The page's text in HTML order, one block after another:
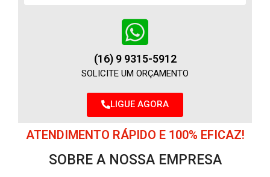
(16) 9 9315-5912
SOLICITE UM ORÇAMENTO
LIGUE AGORA
ATENDIMENTO RÁPIDO E 100% EFICAZ!
SOBRE A NOSSA EMPRESA